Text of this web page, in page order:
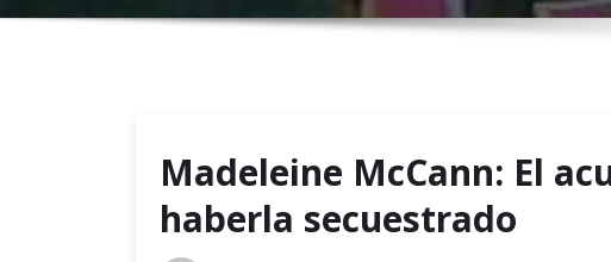
Madeleine McCann: El
haberla secuestrado